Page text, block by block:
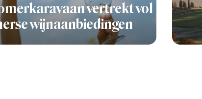
vertrekt vol
wijnaanbiedingen